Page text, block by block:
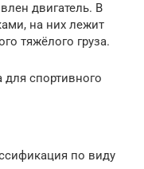
двигатель. В
на них лежит
тяжёлого груза.
для спортивного
по виду